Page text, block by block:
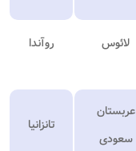
لائوس روآندا
عربستان
سعودی
تانزانیا